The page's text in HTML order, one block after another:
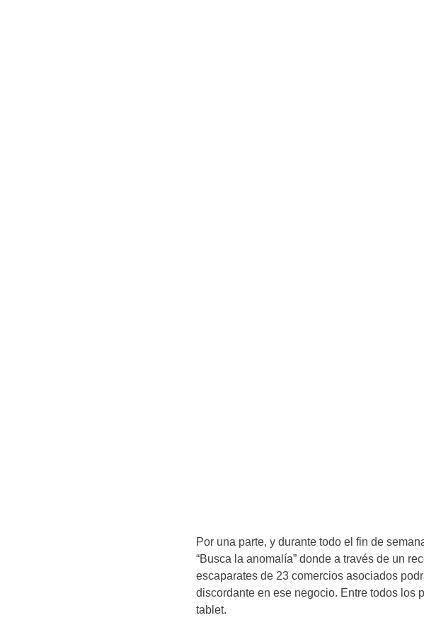
Por una parte, y durante todo el fin de
“Busca la anomalía” donde a través de un
escaparates de 23 comercios asociados
discordante en ese negocio. Entre todos los
tablet.